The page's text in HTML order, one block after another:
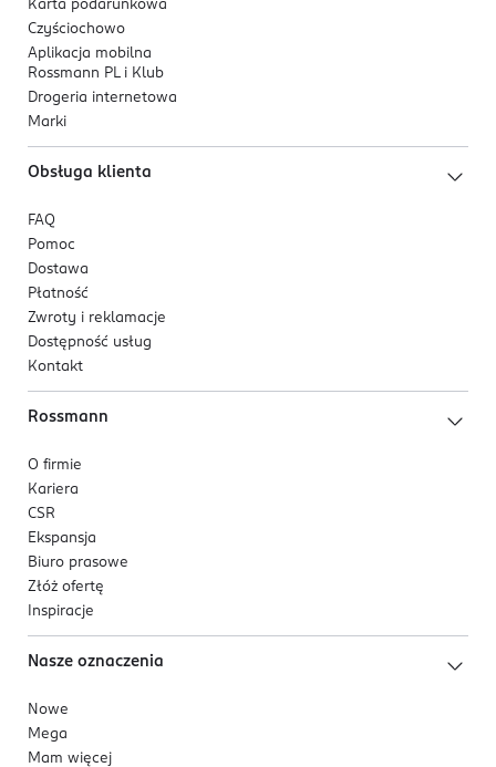
Karta podarunkowa
Czyściochowo
Aplikacja mobilna
Rossmann PL i Klub
Drogeria internetowa
Marki
Obsługa klienta
FAQ
Pomoc
Dostawa
Płatność
Zwroty i reklamacje
Dostępność usług
Kontakt
Rossmann
O firmie
Kariera
CSR
Ekspansja
Biuro prasowe
Złóż ofertę
Inspiracje
Nasze oznaczenia
Nowe
Mega
Mam więcej